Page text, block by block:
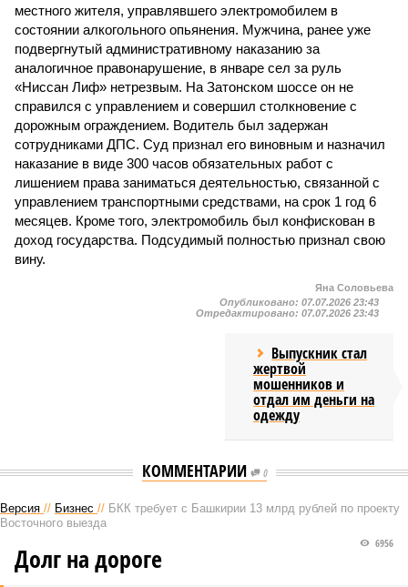
местного жителя, управлявшего электромобилем в
состоянии алкогольного опьянения. Мужчина, ранее уже
подвергнутый административному наказанию за
аналогичное правонарушение, в январе сел за руль
«Ниссан Лиф» нетрезвым. На Затонском шоссе он не
справился с управлением и совершил столкновение с
дорожным ограждением. Водитель был задержан
сотрудниками ДПС. Суд признал его виновным и назначил
наказание в виде 300 часов обязательных работ с
лишением права заниматься деятельностью, связанной с
управлением транспортными средствами, на срок 1 год 6
месяцев. Кроме того, электромобиль был конфискован в
доход государства. Подсудимый полностью признал свою
вину.
Яна Соловьева
Опубликовано: 07.07.2026 23:43
Отредактировано: 07.07.2026 23:43
Выпускник стал
жертвой
мошенников и
отдал им деньги на
одежду
КОММЕНТАРИИ 0
Версия // Бизнес // БКК требует с Башкирии 13 млрд рублей по проекту
Восточного выезда
6956
Долг на дороге